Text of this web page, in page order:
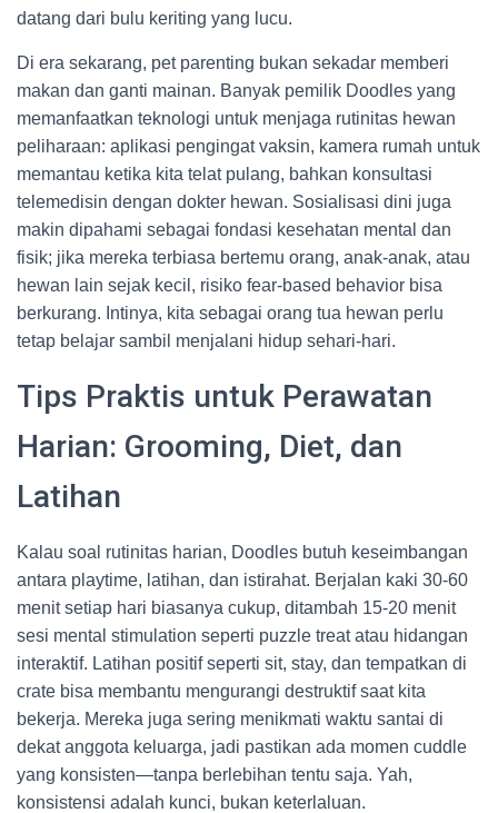
datang dari bulu keriting yang lucu.
Di era sekarang, pet parenting bukan sekadar memberi
makan dan ganti mainan. Banyak pemilik Doodles yang
memanfaatkan teknologi untuk menjaga rutinitas hewan
peliharaan: aplikasi pengingat vaksin, kamera rumah untuk
memantau ketika kita telat pulang, bahkan konsultasi
telemedisin dengan dokter hewan. Sosialisasi dini juga
makin dipahami sebagai fondasi kesehatan mental dan
fisik; jika mereka terbiasa bertemu orang, anak-anak, atau
hewan lain sejak kecil, risiko fear-based behavior bisa
berkurang. Intinya, kita sebagai orang tua hewan perlu
tetap belajar sambil menjalani hidup sehari-hari.
Tips Praktis untuk Perawatan
Harian: Grooming, Diet, dan
Latihan
Kalau soal rutinitas harian, Doodles butuh keseimbangan
antara playtime, latihan, dan istirahat. Berjalan kaki 30-60
menit setiap hari biasanya cukup, ditambah 15-20 menit
sesi mental stimulation seperti puzzle treat atau hidangan
interaktif. Latihan positif seperti sit, stay, dan tempatkan di
crate bisa membantu mengurangi destruktif saat kita
bekerja. Mereka juga sering menikmati waktu santai di
dekat anggota keluarga, jadi pastikan ada momen cuddle
yang konsisten—tanpa berlebihan tentu saja. Yah,
konsistensi adalah kunci, bukan keterlaluan.